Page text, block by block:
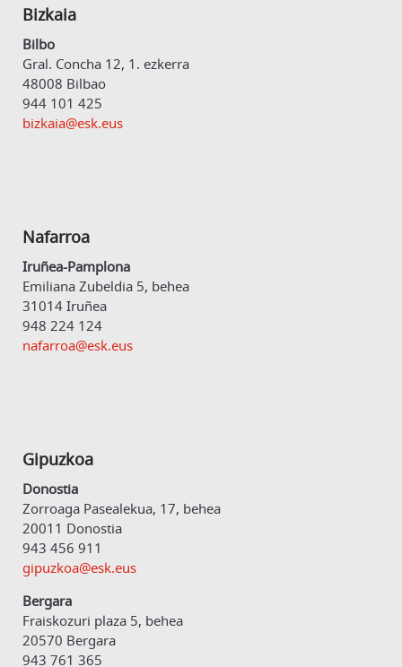
Bizkaia
Bilbo
Gral. Concha 12, 1. ezkerra
48008 Bilbao
944 101 425
bizkaia@esk.eus
Nafarroa
Iruñea-Pamplona
Emiliana Zubeldia 5, behea
31014 Iruñea
948 224 124
nafarroa@esk.eus
Gipuzkoa
Donostia
Zorroaga Pasealekua, 17, behea
20011 Donostia
943 456 911
gipuzkoa@esk.eus
Bergara
Fraiskozuri plaza 5, behea
20570 Bergara
943 761 365